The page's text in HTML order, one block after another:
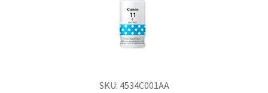
SKU: 4534C001AA